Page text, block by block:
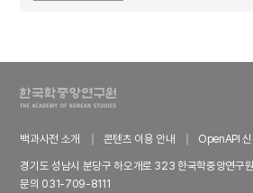
백과사전 소개 콘텐츠 이용 안내
OpenAPI
경기도 성남시 분당구 하오개로 323 한국학중앙연구
문의 031-709-8111